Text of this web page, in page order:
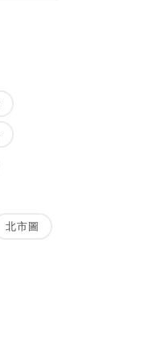
北市圖